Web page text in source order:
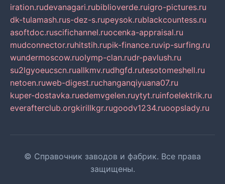
iration.rudevanagari.rubiblioverde.ruigro-pictures.ru
dk-tulamash.rus-dez-s.rupeysok.rublackcountess.ru
asoftdoc.ruscifichannel.ruocenka-appraisal.ru
mudconnector.ruhitstih.rupik-finance.ruvip-surfing.ru
wundermoscow.ruolymp-clan.rudr-pavlush.ru
su2lgyoeucscn.ruallkmv.rudhgfd.rutesotomeshell.ru
netoen.ruweb-digest.ruchanganqiyuana07.ru
kuper-dostavka.ruedemvgelen.ruytyt.ruinfoelektrik.ru
everafterclub.orgkirillkgr.rugoodv1234.ruoopslady.ru
© Справочник заводов и фабрик. Все права
защищены.